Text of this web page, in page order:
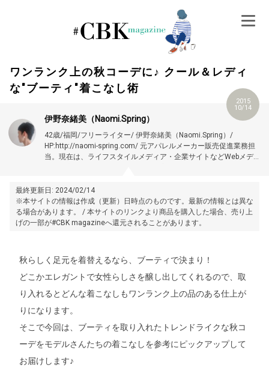
ワンランク上の秋コーデに♪ クール＆レディ
な″ブーティ″着こなし術
2015
10/14
伊野奈緒美（Naomi.Spring）
42歳/福岡/フリーライター/ 伊野奈緒美（Naomi.Spring）/
HP:http://naomi-spring.com/ 元アパレルメーカー販売促進業務担
当。現在は、 ライフスタイルメディア・企業サイトなどWebメディ
1級/カラーコーディネーター2級/リフォームスタイリスト3級/
なスタイル：シンプルで普遍的に素敵なコーデ、イヤリング、ショ
ートカット
ン×インテリアのアイデアをお届けします
最終更新日: 2024/02/14
※本サイトの情報は作成（更新）日時点のものです。最新の情報とは異な
る場合があります。 / 本サイトのリンクより商品を購入した場合、売り上
げの一部が#CBK magazineへ還元されることがあります。
秋らしく足元を着替えるなら、ブーティで決まり！
どこかエレガントで女性らしさを醸し出してくれるので、取
り入れるとどんな着こなしもワンランク上の品のある仕上が
りになります。
そこで今回は、ブーティを取り入れたトレンドライクな秋コ
ーデをモデルさんたちの着こなしを参考にピックアップして
お届けします♪